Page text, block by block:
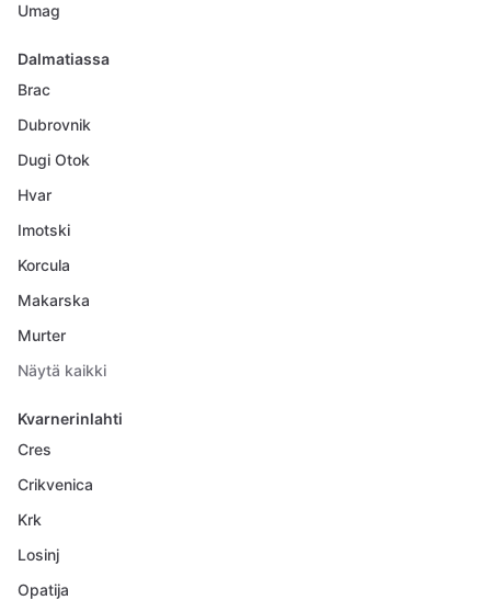
Umag
Dalmatiassa
Brac
Dubrovnik
Dugi Otok
Hvar
Imotski
Korcula
Makarska
Murter
Näytä kaikki
Kvarnerinlahti
Cres
Crikvenica
Krk
Losinj
Opatija